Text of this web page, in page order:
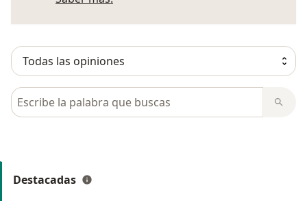
Busca en opiniones
Destacadas